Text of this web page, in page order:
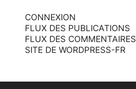
CONNEXION
FLUX DES PUBLICATIONS
FLUX DES COMMENTAIRES
SITE DE WORDPRESS-FR